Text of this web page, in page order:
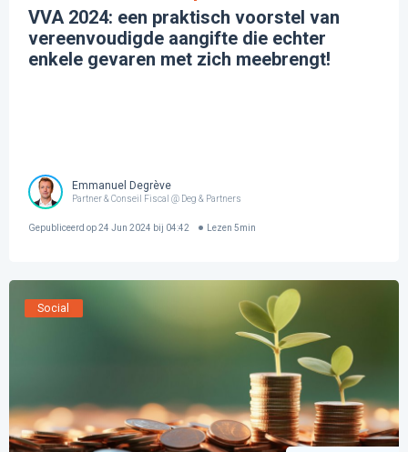
VVA 2024: een praktisch voorstel van
vereenvoudigde aangifte die echter
enkele gevaren met zich meebrengt!
Emmanuel Degrève
Partner & Conseil Fiscal @ Deg & Partners
Gepubliceerd op24 Jun 2024 bij 04:42 Lezen 5min
Social